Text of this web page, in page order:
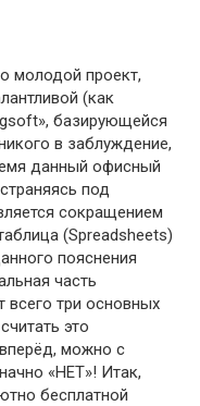
молодой проект,
(как
базирующейся
в заблуждение,
данный офисный
под
сокращением
(Spreadsheets)
пояснения
часть
всего три основных
это
можно с
«НЕТ»! Итак,
бесплатной